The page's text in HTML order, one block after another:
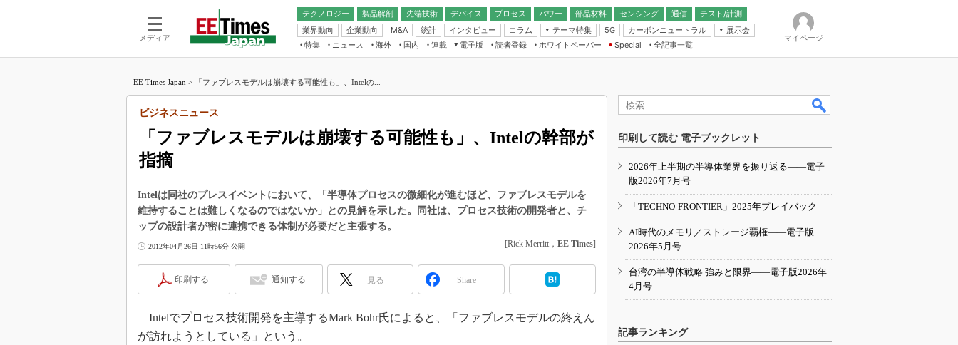
メディア
テクノロジー 製品解剖
先端技術
電池／エネルギー
デバイス
アナログ
マイコン
プロセス パワー 部品材料 センシング
通信
無線
テスト/計測
業界動向
企業動向 M&A 統計 インタビュー コラム
テーマ特集
フィジカルAI
読者調査（EE Times Research）
電源設計（EDN Japan）
5G カーボンニュートラル
展示会
IoT・エッジコンピューティング
EXPO
TECHNO-FRONTIER
人とくるま展
特集 ニュース 海外 国内
連載
福田昭のデバイス通信
大山聡の業界スコープ
大原雄介のエレ・組み込みプレイバ
学漂流記
世界を「数字」で回してみよう
この10年で起こったこと、次の10年
で起こること
光伝送技術を知る
電子版
電子ブックレット
読者登録 ホワイトペーパー
Special
全記事一覧
マイページ
EE Times Japan > 「ファブレスモデルは崩壊する可能性も」、Intelの...
「ファブレスモデルは崩壊する可能性も」、Intelの幹部が
指摘
ビジネスニュース
Intelは同社のプレスイベントにおいて、「半導体プロセスの微細化が進むほど、ファブレスモデルを
維持することは難しくなるのではないか」との見解を示した。同社は、プロセス技術の開発者と、チ
ップの設計者が密に連携できる体制が必要だと主張する。
2012年04月26日 11時56分 公開 [Rick Merritt， EE Times]
印刷する 通知する 見る Share
Intelでプロセス技術開発を主導するMark Bohr氏によると、「ファブレスモデルの終えん
が訪れようとしている」という。
印刷して読む 電子ブックレット
2026年上半期の半導体業界を振り返る――電子
版2026年7月号
「TECHNO-FRONTIER」2025年プレイバック
AI時代のメモリ／ストレージ覇権――電子版
2026年5月号
台湾の半導体戦略 強みと限界――電子版2026年
4月号
記事ランキング